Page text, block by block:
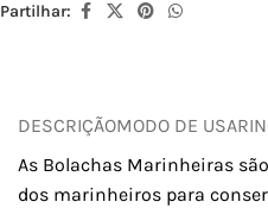
Partilhar:
DESCRIÇÃOMODO DE USAR
As Bolachas Marinheiras
dos marinheiros para